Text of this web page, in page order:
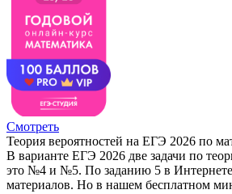
Смотреть
Теория вероятностей на ЕГЭ 2026 по
В варианте ЕГЭ 2026 две задачи по
это №4 и №5. По заданию 5 в
материалов. Но в нашем бесплатном